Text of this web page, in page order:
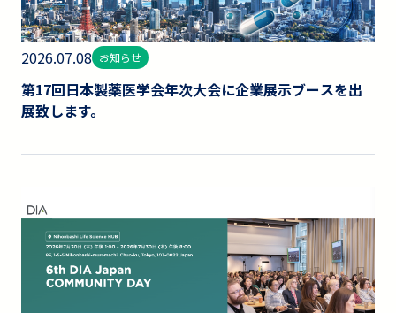
2026.07.08 お知らせ
第17回日本製薬医学会年次大会に企業展示ブースを出
展致します。